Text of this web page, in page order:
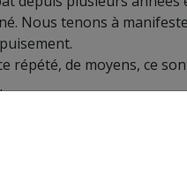
Nous tenons à
répété, de moyens, ce
suivis et
nombreuses situations.
de
charge globale (IME,